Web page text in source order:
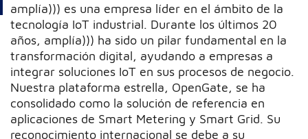
amplía))) es una empresa líder en el ámbito de la
tecnología IoT industrial. Durante los últimos 20
años, amplía))) ha sido un pilar fundamental en la
transformación digital, ayudando a empresas a
integrar soluciones IoT en sus procesos de negocio.
Nuestra plataforma estrella, OpenGate, se ha
consolidado como la solución de referencia en
aplicaciones de Smart Metering y Smart Grid. Su
reconocimiento internacional se debe a su